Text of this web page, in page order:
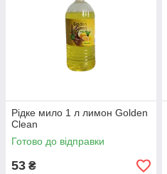
Рідке мило 1 л лимон Golden
Clean
Готово до відправки
53 ₴